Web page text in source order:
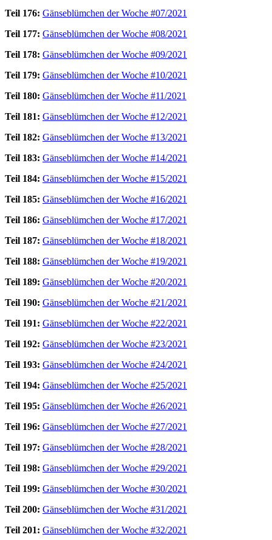
Teil 176: Gänseblümchen der Woche #07/2021
Teil 177: Gänseblümchen der Woche #08/2021
Teil 178: Gänseblümchen der Woche #09/2021
Teil 179: Gänseblümchen der Woche #10/2021
Teil 180: Gänseblümchen der Woche #11/2021
Teil 181: Gänseblümchen der Woche #12/2021
Teil 182: Gänseblümchen der Woche #13/2021
Teil 183: Gänseblümchen der Woche #14/2021
Teil 184: Gänseblümchen der Woche #15/2021
Teil 185: Gänseblümchen der Woche #16/2021
Teil 186: Gänseblümchen der Woche #17/2021
Teil 187: Gänseblümchen der Woche #18/2021
Teil 188: Gänseblümchen der Woche #19/2021
Teil 189: Gänseblümchen der Woche #20/2021
Teil 190: Gänseblümchen der Woche #21/2021
Teil 191: Gänseblümchen der Woche #22/2021
Teil 192: Gänseblümchen der Woche #23/2021
Teil 193: Gänseblümchen der Woche #24/2021
Teil 194: Gänseblümchen der Woche #25/2021
Teil 195: Gänseblümchen der Woche #26/2021
Teil 196: Gänseblümchen der Woche #27/2021
Teil 197: Gänseblümchen der Woche #28/2021
Teil 198: Gänseblümchen der Woche #29/2021
Teil 199: Gänseblümchen der Woche #30/2021
Teil 200: Gänseblümchen der Woche #31/2021
Teil 201: Gänseblümchen der Woche #32/2021